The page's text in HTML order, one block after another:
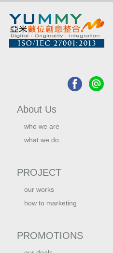
About Us
who we are
what we do
PROJECT
our works
how to marketing
PROMOTIONS